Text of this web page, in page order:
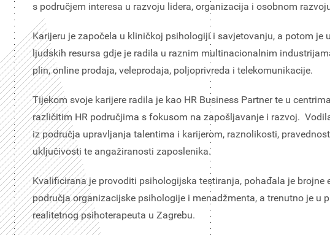
s područjem interesa u razvoju lidera, organizacija i osobnom
Karijeru je započela u kliničkoj psihologiji i savjetovanju, a potom je
ljudskih resursa gdje je radila u raznim multinacionalnim
plin, online prodaja, veleprodaja, poljoprivreda i telekomunikacije.
Tijekom svoje karijere radila je kao HR Business Partner te u
različitim HR područjima s fokusom na zapošljavanje i razvoj.
iz područja upravljanja talentima i karijerom, raznolikosti,
uključivosti te angažiranosti zaposlenika.
Kvalificirana je provoditi psihologijska testiranja, pohađala je brojne
područja organizacijske psihologije i menadžmenta, a trenutno je u
realitetnog psihoterapeuta u Zagrebu.